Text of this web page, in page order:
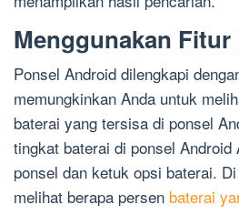
Menggunakan Fitur
Ponsel Android dilengkapi
memungkinkan Anda untuk
baterai yang tersisa di ponsel
tingkat baterai di ponsel Android
ponsel dan ketuk opsi baterai.
melihat berapa persen baterai